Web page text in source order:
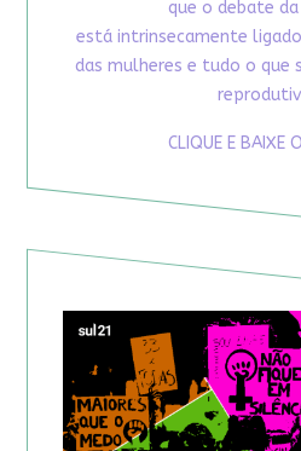
que o debate
está intrinsecamente
das mulheres e tudo o que
CLIQUE E BAIXE